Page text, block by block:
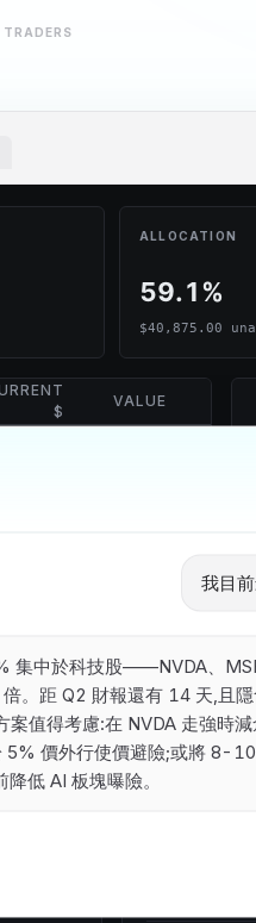
ALLOCATION
59.1%
$40,875.00
$
VALUE
$108.00 $2,700.00
$545.00 $8,175.00
Added 5
我目
集中於科技股——NVDA、
。距 Q2 財報還有 14 天,且
案值得考慮:在 NVDA 走強時
5% 價外行使價避險;或將 8-
低 AI 板塊曝險。